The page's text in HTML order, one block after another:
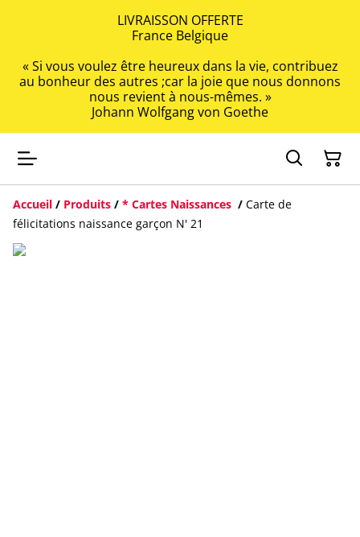
LIVRAISSON OFFERTE
France Belgique
« Si vous voulez être heureux dans la vie, contribuez
au bonheur des autres ;car la joie que nous donnons
nous revient à nous-mêmes. »
Johann Wolfgang von Goethe
Accueil / Produits / * Cartes Naissances / Carte de
félicitations naissance garçon N' 21